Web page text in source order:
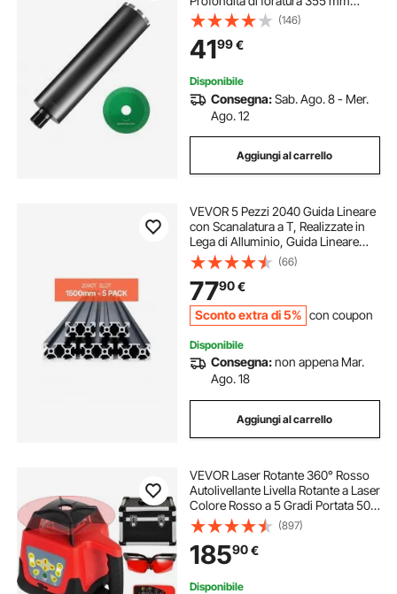
Filettatura interna da 1-1/4"-7,
Saldatura laser, Punta per
carotaggio a umido per mattoni
(146)
4199€
Disponibile
Consegna:Sab. Ago. 8 - Mer.
Ago. 12
Aggiungi al carrello
VEVOR 5 Pezzi 2040 Guida Lineare
con Scanalatura a T, Realizzate in
Lega di Alluminio, Guida Lineare
Anodizzata Estruso ad Alta
Resistenza per Stampante,
Incisione Laser, Nero 1500 mm
(66)
7790€
Sconto extra di 5% con coupon
Disponibile
Consegna:non appena Mar.
Ago. 18
Aggiungi al carrello
VEVOR Laser Rotante 360° Rosso
Autolivellante Livella Rotante a Laser
Colore Rosso a 5 Gradi Portata 500
m, Livello Laser IP54 Resistenza
all'Acqua, Livello Laser
Impermeabile -20ºC - 45ºC
(897)
18590€
Disponibile